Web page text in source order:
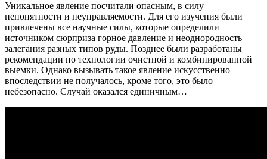
Уникальное явление посчитали опасным, в силу
непонятности и неуправляемости. Для его изучения были
привлечены все научные силы, которые определили
источником сюрприза горное давление и неоднородность
залегания разных типов руды. Позднее были разработаны
рекомендации по технологии очистной и комбинированной
выемки. Однако вызывать такое явление искусственно
впоследствии не получалось, кроме того, это было
небезопасно. Случай оказался единичным…